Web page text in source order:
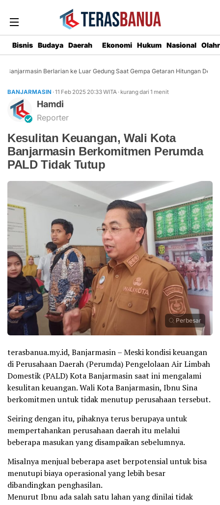
Bisnis Budaya Daerah Ekonomi Hukum Nasional
Banjarmasin Berlarian ke Luar Gedung Saat Gempa Getaran Hitungan Detik
BANJARMASIN · 11 Feb 2025 20:33WITA · kurang dari 1 menit
Hamdi
Reporter
Kesulitan Keuangan, Wali Kota
Banjarmasin Berkomitmen Perumda
PALD Tidak Tutup
Perbesar
terasbanua.my.id, Banjarmasin – Meski kondisi keuangan
di Perusahaan Daerah (Perumda) Pengelolaan Air Limbah
Domestik (PALD) Kota Banjarmasin saat ini mengalami
kesulitan keuangan. Wali Kota Banjarmasin, Ibnu Sina
berkomitmen untuk tidak menutup perusahaan tersebut.
Seiring dengan itu, pihaknya terus berupaya untuk
mempertahankan perusahaan daerah itu melalui
beberapa masukan yang disampaikan sebelumnya.
Misalnya menjual beberapa aset berpotensial untuk bisa
menutupi biaya operasional yang lebih besar
dibandingkan penghasilan.
Menurut Ibnu ada salah satu lahan yang dinilai tidak